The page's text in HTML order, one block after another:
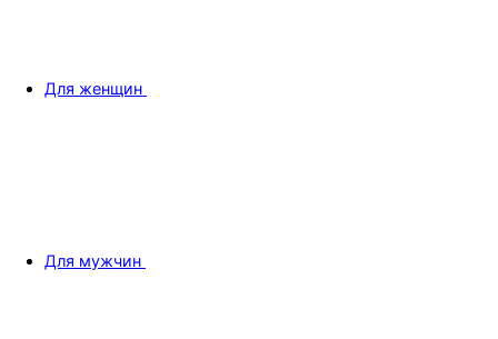
Для женщин
Для мужчин